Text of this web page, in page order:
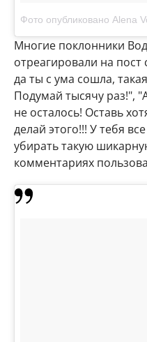
Многие поклонники
отреагировали на
да ты с ума сошла,
Подумай тысячу раз!",
не осталось! Оставь
делай этого!!! У тебя
убирать такую
комментариях